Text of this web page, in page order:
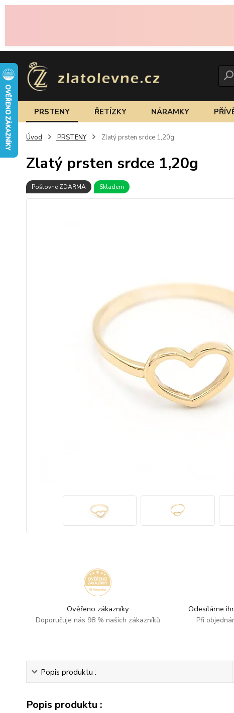
PRSTENY ŘETÍZKY NÁRAMKY
Úvod PRSTENY Zlatý prsten srdce 1,20g
Zlatý prsten srdce 1,20g
Poštovné ZDARMA Skladem
Ověřeno zákazníky
Doporučuje nás 98 % našich zákazníků
Odesíláme
Při
Popis produktu :
Popis produktu :